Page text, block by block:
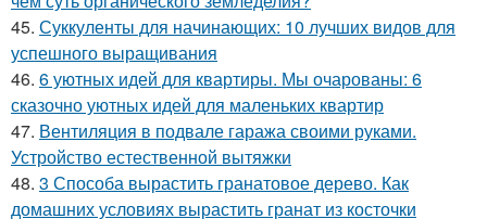
45. Суккуленты для начинающих: 10 лучших видов для
успешного выращивания
46. 6 уютных идей для квартиры. Мы очарованы: 6
сказочно уютных идей для маленьких квартир
47. Вентиляция в подвале гаража своими руками.
Устройство естественной вытяжки
48. 3 Способа вырастить гранатовое дерево. Как
домашних условиях вырастить гранат из косточки